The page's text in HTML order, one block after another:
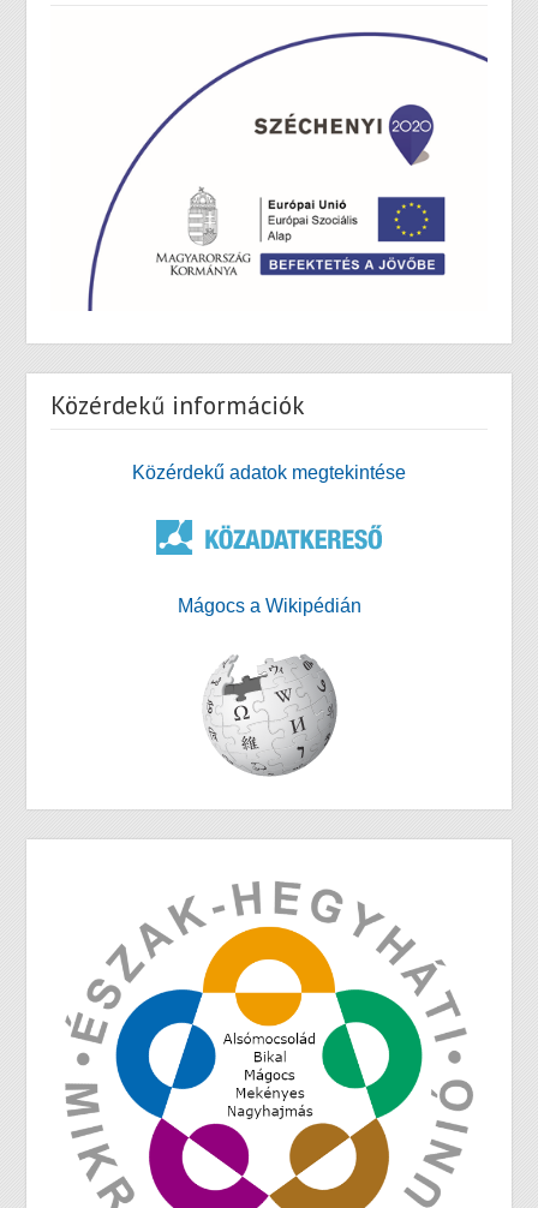
Közérdekű információk
Közérdekű adatok megtekintése
Mágocs a Wikipédián